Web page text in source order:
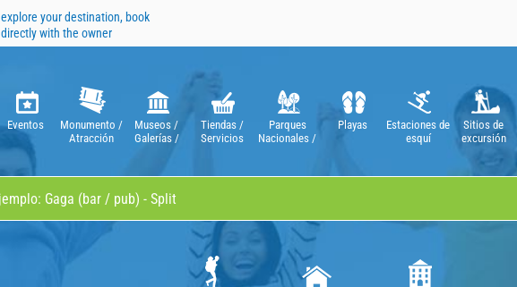
explore your destination, book
directly with the owner
Eventos
Monumento /
Atracción
Museos /
Galerías /
Tiendas /
Servicios
Parques
Nacionales /
Playas
Estaciones de
esquí
Sitios de
excursión